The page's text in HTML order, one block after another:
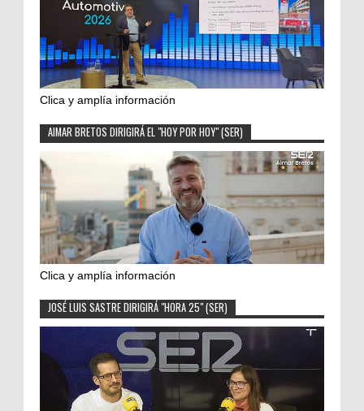
Clica y amplía información
AIMAR BRETOS DIRIGIRÁ EL "HOY POR HOY" (SER)
Clica y amplía información
JOSÉ LUIS SASTRE DIRIGIRÁ "HORA 25" (SER)